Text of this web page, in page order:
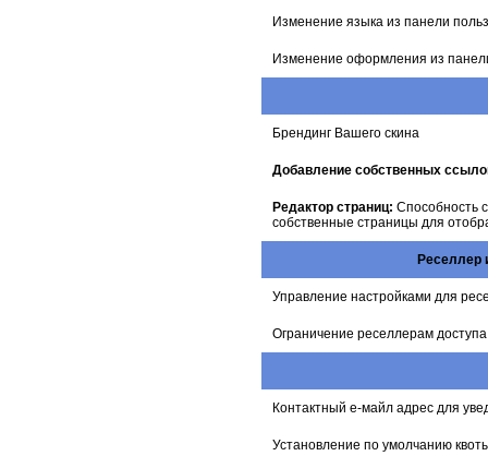
Изменение языка из панели
Изменение оформления из
Брендинг Вашего скина
Добавление собственных
Редактор страниц: Способность
собственные страницы для
Реселлер
Управление настройками для
Ограничение реселлерам доступа
Контактный е-майл адрес для
Установление по умолчанию